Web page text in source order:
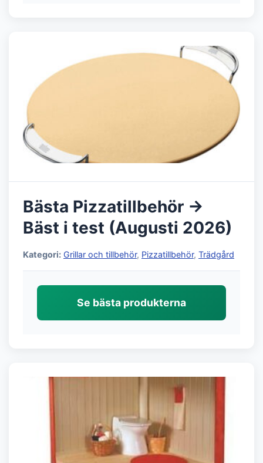
Bästa Pizzatillbehör →
Bäst i test (Augusti 2026)
Kategori: Grillar och tillbehör, Pizzatillbehör, Trädgård
Se bästa produkterna